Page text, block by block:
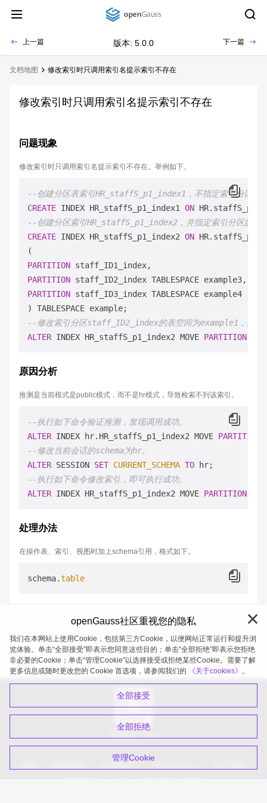
上一篇 版本: 5.0.0 下一篇
文档地图 修改索引时只调用索引名提示索引不存在
修改索引时只调用索引名提示索引不存在
问题现象
修改索引时只调用索引名提示索引不存在。举例如下。
--创建分区表索引HR_staffS_p1_index1，不指定索引分区的
CREATE INDEX HR_staffS_p1_index1 ON
--创建分区索引HR_staffS_p1_index2，并指定索引分区的名
CREATE INDEX HR_staffS_p1_index2 ON
PARTITION
PARTITION
PARTITION staff_ID3_index TABLESPACE example4
--修改索引分区staff_ID2_index的表空间为example1，提示
ALTER INDEX HR_staffS_p1_index2 MOVE PARTITION
原因分析
推测是当前模式是public模式，而不是hr模式，导致检索不到该索引。
--执行如下命令验证推测，发现调用成功。
ALTER INDEX hr.HR_staffS_p1_index2 MOVE PARTITION
--修改当前会话的schema为hr。
ALTER SESSION SET CURRENT_SCHEMA TO
--执行如下命令修改索引，即可执行成功。
ALTER INDEX HR_staffS_p1_index2 MOVE PARTITION
处理办法
在操作表、索引、视图时加上schema引用，格式如下。
schema.table
openGauss 2026-08-08 20:27:21
openGauss社区重视您的隐私
我们在本网站上使用Cookie，包括第三方Cookie，以便网站正常运行和提升浏
览体验。单击“全部接受”即表示您同意这些目的；单击“全部拒绝”即表示您拒绝
非必要的Cookie；单击“管理Cookie”以选择接受或拒绝某些Cookie。需要了解
更多信息或随时更改您的 Cookie 首选项，请参阅我们的
《关于cookies》。
全部接受
全部拒绝
管理Cookie